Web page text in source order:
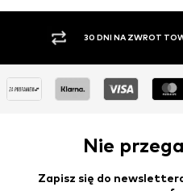
PŁATNOŚĆ ZA
Nie
Zapisz się do